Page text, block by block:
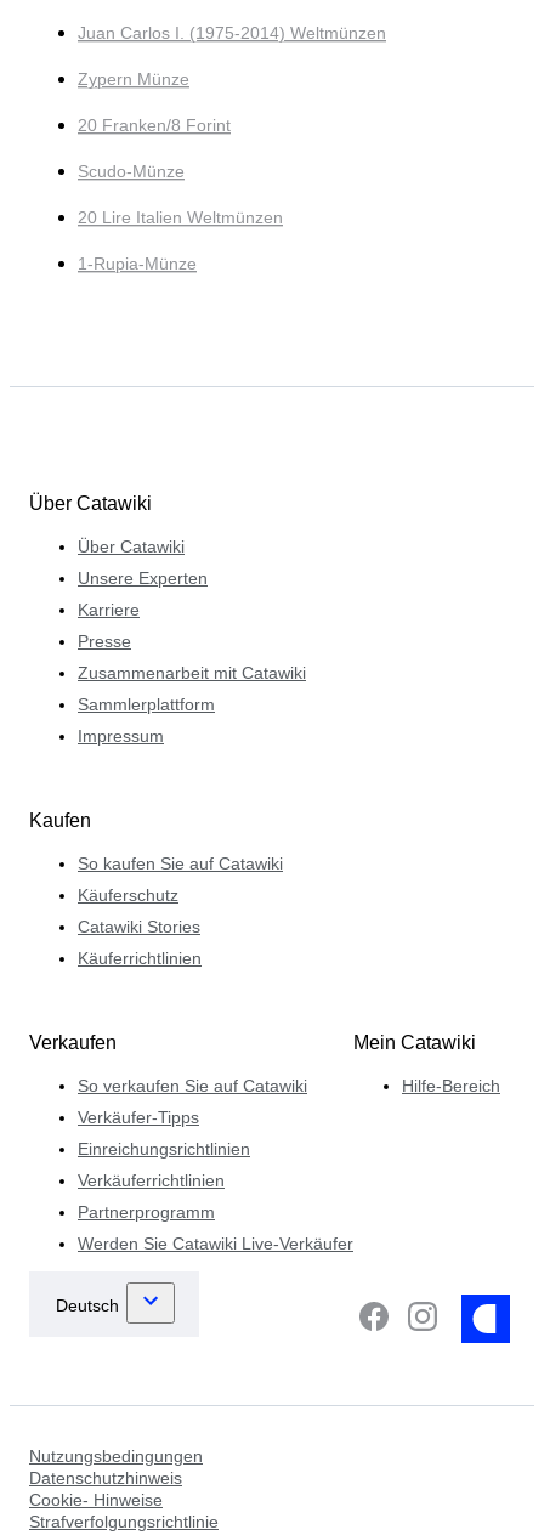
Juan Carlos I. (1975-2014) Weltmünzen
Zypern Münze
20 Franken/8 Forint
Scudo-Münze
20 Lire Italien Weltmünzen
1-Rupia-Münze
Über Catawiki
Über Catawiki
Unsere Experten
Karriere
Presse
Zusammenarbeit mit Catawiki
Sammlerplattform
Impressum
Kaufen
So kaufen Sie auf Catawiki
Käuferschutz
Catawiki Stories
Käuferrichtlinien
Verkaufen
So verkaufen Sie auf Catawiki
Verkäufer-Tipps
Einreichungsrichtlinien
Verkäuferrichtlinien
Partnerprogramm
Werden Sie Catawiki Live-Verkäufer
Mein Catawiki
Hilfe-Bereich
Nutzungsbedingungen
Datenschutzhinweis
Cookie- Hinweise
Strafverfolgungsrichtlinie